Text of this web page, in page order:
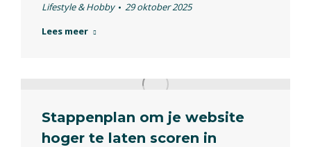
Lifestyle & Hobby
29 oktober 2025
Lees meer
Stappenplan om je website
hoger te laten scoren in